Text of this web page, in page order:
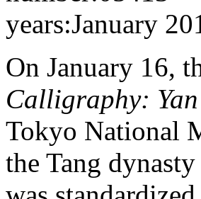
years:January
On January 16,
Calligraphy:
Tokyo National
the Tang